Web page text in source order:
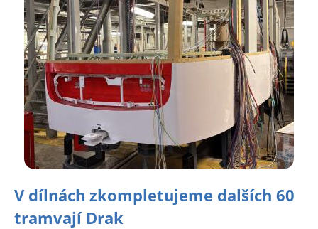
V dílnách zkompletujeme dalších 60
tramvají Drak